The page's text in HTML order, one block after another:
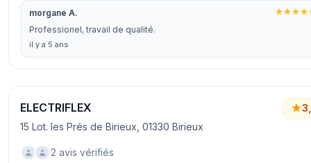
morgane A.
Professionel, travail de qualité.
il y a 5 ans
ELECTRIFLEX
15 Lot. les Prés de Birieux, 01330 Birieux
2 avis vérifiés